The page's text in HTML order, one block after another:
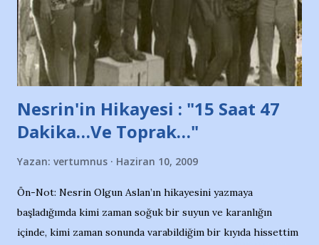
Belediyesi ile mağazaların bulunduğu alışveriş merkezlerini
de kınıyoruz'' diye de eklemiş .. Blogumuzda okuduğum bu
yazının hemen ardından bu habe...
Nesrin'in Hikayesi : "15 Saat 47
Dakika…Ve Toprak…"
Yazan: vertumnus Haziran 10, 2009
Ön-Not: Nesrin Olgun Aslan’ın hikayesini yazmaya
başladığımda kimi zaman soğuk bir suyun ve karanlığın
içinde, kimi zaman sonunda varabildiğim bir kıyıda hissettim